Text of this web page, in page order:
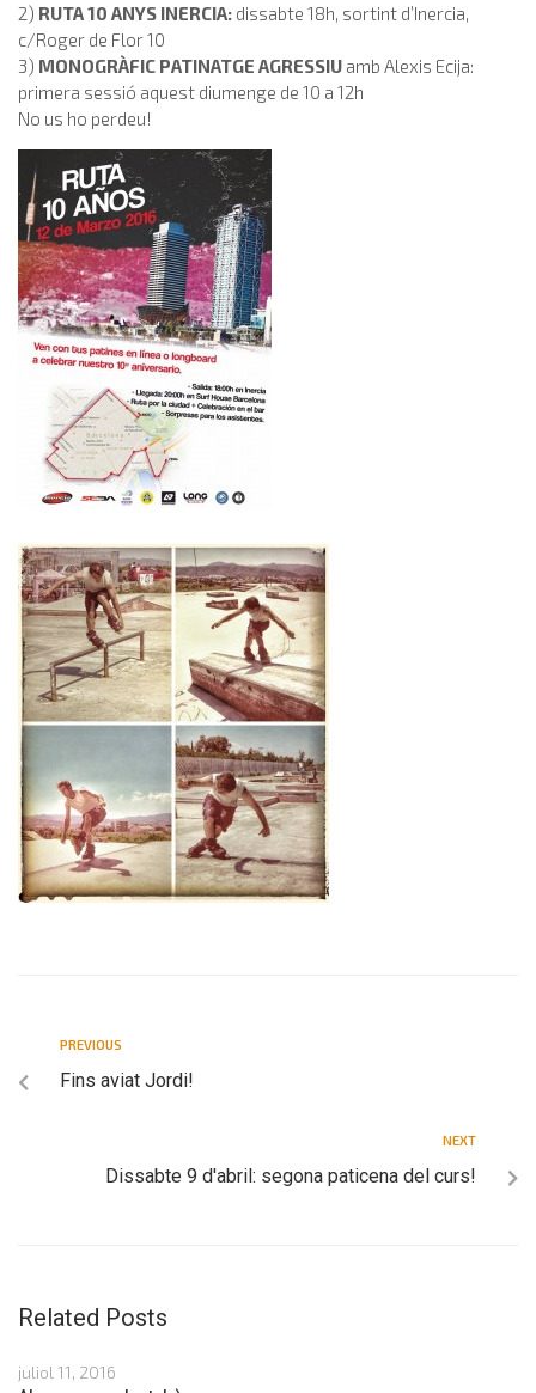
2) RUTA 10 ANYS INERCIA: dissabte 18h, sortint d’Inercia,
c/Roger de Flor 10
3) MONOGRÀFIC PATINATGE AGRESSIU amb Alexis Ecija:
primera sessió aquest diumenge de 10 a 12h
No us ho perdeu!
PREVIOUS
Fins aviat Jordi!
NEXT
Dissabte 9 d'abril: segona paticena del curs!
Related Posts
juliol 11, 2016